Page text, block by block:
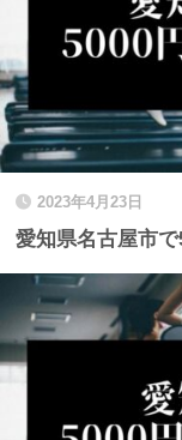
2023年4月23日
愛知県名古屋市